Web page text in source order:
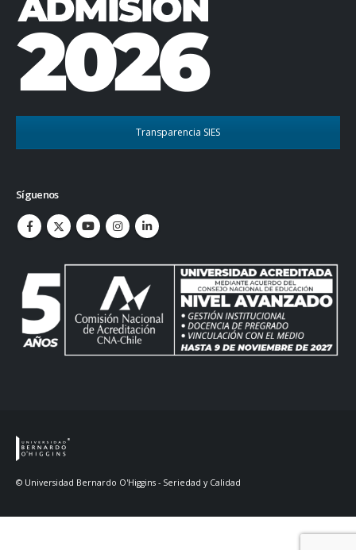
Transparencia SIES
Síguenos
© Universidad Bernardo O'Higgins - Seriedad y Calidad